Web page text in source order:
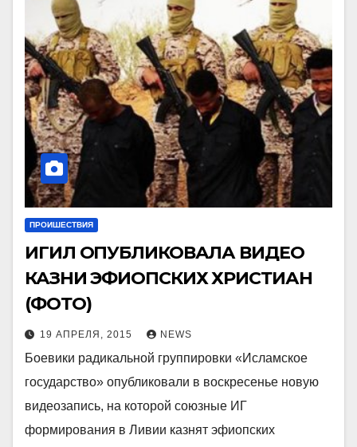
ПРОИШЕСТВИЯ
ИГИЛ ОПУБЛИКОВАЛА ВИДЕО
КАЗНИ ЭФИОПСКИХ ХРИСТИАН
(ФОТО)
19 АПРЕЛЯ, 2015 NEWS
Боевики радикальной группировки «Исламское
государство» опубликовали в воскресенье новую
видеозапись, на которой союзные ИГ
формирования в Ливии казнят эфиопских